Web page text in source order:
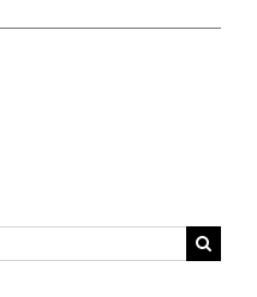
Baskı